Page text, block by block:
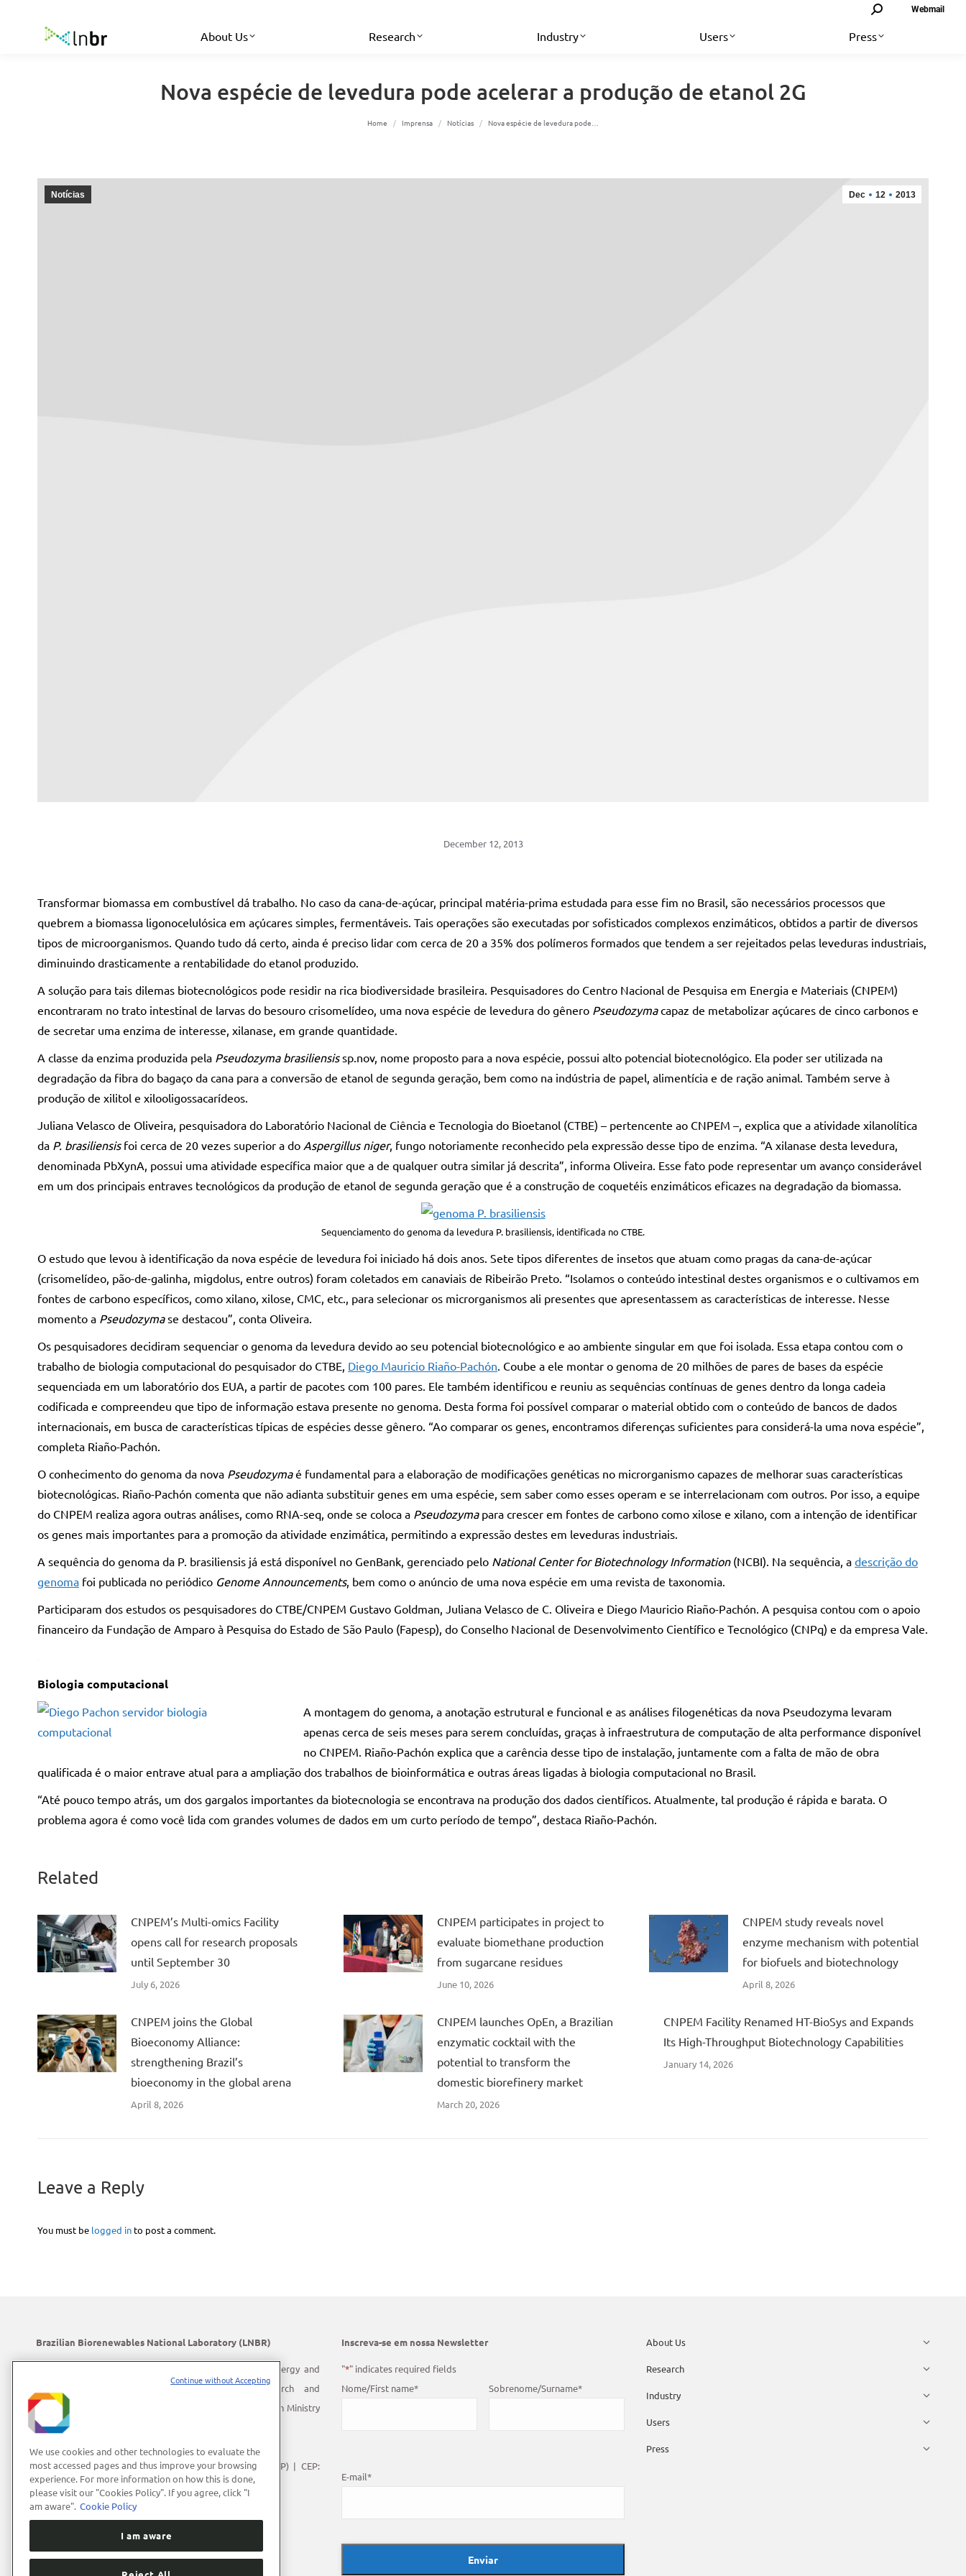
Search: Webmail
About Us Research Industry Users Press
Nova espécie de levedura pode acelerar a produção de etanol 2G
You are here:
Home Imprensa Notícias Nova espécie de levedura pode…
Dec 12 2013
Notícias
December 12, 2013
Transformar biomassa em combustível dá trabalho. No caso da cana-de-açúcar, principal matéria-prima estudada para esse fim no Brasil, são necessários processos que
quebrem a biomassa ligonocelulósica em açúcares simples, fermentáveis. Tais operações são executadas por sofisticados complexos enzimáticos, obtidos a partir de diversos
tipos de microorganismos. Quando tudo dá certo, ainda é preciso lidar com cerca de 20 a 35% dos polímeros formados que tendem a ser rejeitados pelas leveduras industriais,
diminuindo drasticamente a rentabilidade do etanol produzido.
A solução para tais dilemas biotecnológicos pode residir na rica biodiversidade brasileira. Pesquisadores do Centro Nacional de Pesquisa em Energia e Materiais (CNPEM)
encontraram no trato intestinal de larvas do besouro crisomelídeo, uma nova espécie de levedura do gênero Pseudozymacapaz de metabolizar açúcares de cinco carbonos e
de secretar uma enzima de interesse, xilanase, em grande quantidade.
A classe da enzima produzida pela Pseudozyma brasiliensissp.nov, nome proposto para a nova espécie, possui alto potencial biotecnológico. Ela poder ser utilizada na
degradação da fibra do bagaço da cana para a conversão de etanol de segunda geração, bem como na indústria de papel, alimentícia e de ração animal. Também serve à
produção de xilitol e xilooligossacarídeos.
Juliana Velasco de Oliveira, pesquisadora do Laboratório Nacional de Ciência e Tecnologia do Bioetanol (CTBE) – pertencente ao CNPEM –, explica que a atividade xilanolítica
da P. brasiliensisfoi cerca de 20 vezes superior a do Aspergillus niger, fungo notoriamente reconhecido pela expressão desse tipo de enzima. “A xilanase desta levedura,
denominada PbXynA, possui uma atividade específica maior que a de qualquer outra similar já descrita”, informa Oliveira. Esse fato pode representar um avanço considerável
em um dos principais entraves tecnológicos da produção de etanol de segunda geração que é a construção de coquetéis enzimáticos eficazes na degradação da biomassa.
Sequenciamento do genoma da levedura P. brasiliensis, identificada no CTBE.
O estudo que levou à identificação da nova espécie de levedura foi iniciado há dois anos. Sete tipos diferentes de insetos que atuam como pragas da cana-de-açúcar
(crisomelídeo, pão-de-galinha, migdolus, entre outros) foram coletados em canaviais de Ribeirão Preto. “Isolamos o conteúdo intestinal destes organismos e o cultivamos em
fontes de carbono específicos, como xilano, xilose, CMC, etc., para selecionar os microrganismos ali presentes que apresentassem as características de interesse. Nesse
momento a Pseudozymase destacou”, conta Oliveira.
Os pesquisadores decidiram sequenciar o genoma da levedura devido ao seu potencial biotecnológico e ao ambiente singular em que foi isolada. Essa etapa contou com o
trabalho de biologia computacional do pesquisador do CTBE, Diego Mauricio Riaño-Pachón. Coube a ele montar o genoma de 20 milhões de pares de bases da espécie
sequenciada em um laboratório dos EUA, a partir de pacotes com 100 pares. Ele também identificou e reuniu as sequências contínuas de genes dentro da longa cadeia
codificada e compreendeu que tipo de informação estava presente no genoma. Desta forma foi possível comparar o material obtido com o conteúdo de bancos de dados
internacionais, em busca de características típicas de espécies desse gênero. “Ao comparar os genes, encontramos diferenças suficientes para considerá-la uma nova espécie”,
completa Riaño-Pachón.
O conhecimento do genoma da nova Pseudozymaé fundamental para a elaboração de modificações genéticas no microrganismo capazes de melhorar suas características
biotecnológicas. Riaño-Pachón comenta que não adianta substituir genes em uma espécie, sem saber como esses operam e se interrelacionam com outros. Por isso, a equipe
do CNPEM realiza agora outras análises, como RNA-seq, onde se coloca a Pseudozymapara crescer em fontes de carbono como xilose e xilano, com a intenção de identificar
os genes mais importantes para a promoção da atividade enzimática, permitindo a expressão destes em leveduras industriais.
A sequência do genoma da P. brasiliensis já está disponível no GenBank, gerenciado pelo National Center for Biotechnology Information(NCBI). Na sequência, a descrição do
genoma foi publicada no periódico Genome Announcements, bem como o anúncio de uma nova espécie em uma revista de taxonomia.
Participaram dos estudos os pesquisadores do CTBE/CNPEM Gustavo Goldman, Juliana Velasco de C. Oliveira e Diego Mauricio Riaño-Pachón. A pesquisa contou com o apoio
financeiro da Fundação de Amparo à Pesquisa do Estado de São Paulo (Fapesp), do Conselho Nacional de Desenvolvimento Científico e Tecnológico (CNPq) e da empresa Vale.
Biologia computacional
A montagem do genoma, a anotação estrutural e funcional e as análises filogenéticas da nova Pseudozyma levaram
apenas cerca de seis meses para serem concluídas, graças à infraestrutura de computação de alta performance disponível
no CNPEM. Riaño-Pachón explica que a carência desse tipo de instalação, juntamente com a falta de mão de obra
qualificada é o maior entrave atual para a ampliação dos trabalhos de bioinformática e outras áreas ligadas à biologia computacional no Brasil.
“Até pouco tempo atrás, um dos gargalos importantes da biotecnologia se encontrava na produção dos dados científicos. Atualmente, tal produção é rápida e barata. O
problema agora é como você lida com grandes volumes de dados em um curto período de tempo”, destaca Riaño-Pachón.
Related
CNPEM’s Multi-omics Facility
opens call for research proposals
until September 30
July 6, 2026
CNPEM participates in project to
evaluate biomethane production
from sugarcane residues
June 10, 2026
CNPEM study reveals novel
enzyme mechanism with potential
for biofuels and biotechnology
April 8, 2026
CNPEM joins the Global
Bioeconomy Alliance:
strengthening Brazil’s
bioeconomy in the global arena
April 8, 2026
CNPEM launches OpEn, a Brazilian
enzymatic cocktail with the
potential to transform the
domestic biorefinery market
March 20, 2026
CNPEM Facility Renamed HT-BioSys and Expands
Its High-Throughput Biotechnology Capabilities
January 14, 2026
Leave a Reply
You must be logged in to post a comment.
Brazilian Biorenewables National Laboratory (LNBR)
LNBR is part of the Brazilian Center for Research in Energy and
Materials (CNPEM) – a private, non-profit, research and
development institution under supervision of the Brazilian Ministry
of Science, Technology and Innovation (MCTI).
Address:
Giuseppe Máximo Scolfaro, 10.000
Polo II de Alta Tecnologia de Campinas | Campinas (SP) | CEP:
13083-100
Phone Number:+55 (19) 3512-1000
E-mail:lnbrcomunica@cnpem.br
Inscreva-se em nossa Newsletter
"*" indicates required fields
Nome/First name* Sobrenome/Surname*
E-mail*
About Us
Research
Industry
Users
Press
We use cookies and other technologies to evaluate the
most accessed pages and thus improve your browsing
experience. For more information on how this is done,
please visit our "Cookies Policy". If you agree, click "I
am aware". Cookie Policy
I am aware
Continue without Accepting